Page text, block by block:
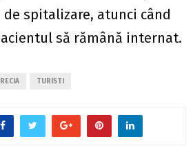
spitalizare, atunci când
să rămână internat.
TURISTI